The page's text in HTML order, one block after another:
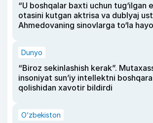
“U boshqalar baxti uchun tug‘ilgan
otasini kutgan aktrisa va dublyaj
Ahmedovaning sinovlarga to‘la
Dunyo
“Biroz sekinlashish kerak”.
insoniyat sun’iy intellektni
qolishidan xavotir bildirdi
O‘zbekiston